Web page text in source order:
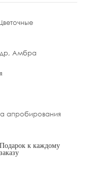
, Амбра
апробирования
Подарок к каждому
заказу